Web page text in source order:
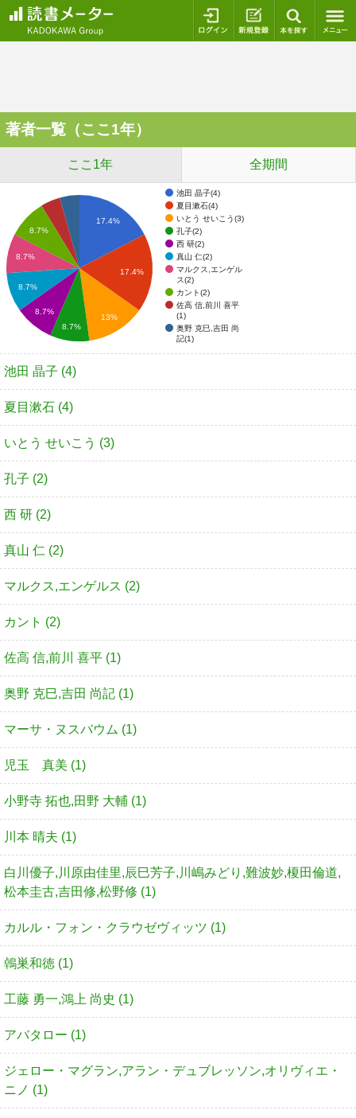
ログイン 新規登録
著者一覧（ここ1年）
ここ1年 全期間
池田 晶子(4)
夏目漱石(4)
いとう せいこう(3)
孔子(2)
西 研(2)
真山 仁(2)
マルクス,エンゲル
ス(2)
カント(2)
佐高 信,前川 喜平
(1)
奥野 克巳,吉田 尚
記(1)
17.4%
17.4%
13%
8.7%
8.7%
8.7%
8.7%
8.7%
池田 晶子 (4)
夏目漱石 (4)
いとう せいこう (3)
孔子 (2)
西 研 (2)
真山 仁 (2)
マルクス,エンゲルス (2)
カント (2)
佐高 信,前川 喜平 (1)
奥野 克巳,吉田 尚記 (1)
マーサ・ヌスバウム (1)
児玉 真美 (1)
小野寺 拓也,田野 大輔 (1)
川本 晴夫 (1)
白川優子,川原由佳里,辰巳芳子,川嶋みどり,難波妙,榎田倫道,
松本圭古,吉田修,松野修 (1)
カルル・フォン・クラウゼヴィッツ (1)
鵫巣和徳 (1)
工藤 勇一,鴻上 尚史 (1)
アバタロー (1)
ジェロー・マグラン,アラン・デュブレッソン,オリヴィエ・
ニノ (1)